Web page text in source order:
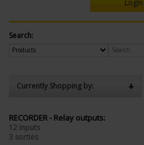
Login
Search:
Currently Shopping by:
RECORDER - Relay outputs:
12 inputs
3 sorties